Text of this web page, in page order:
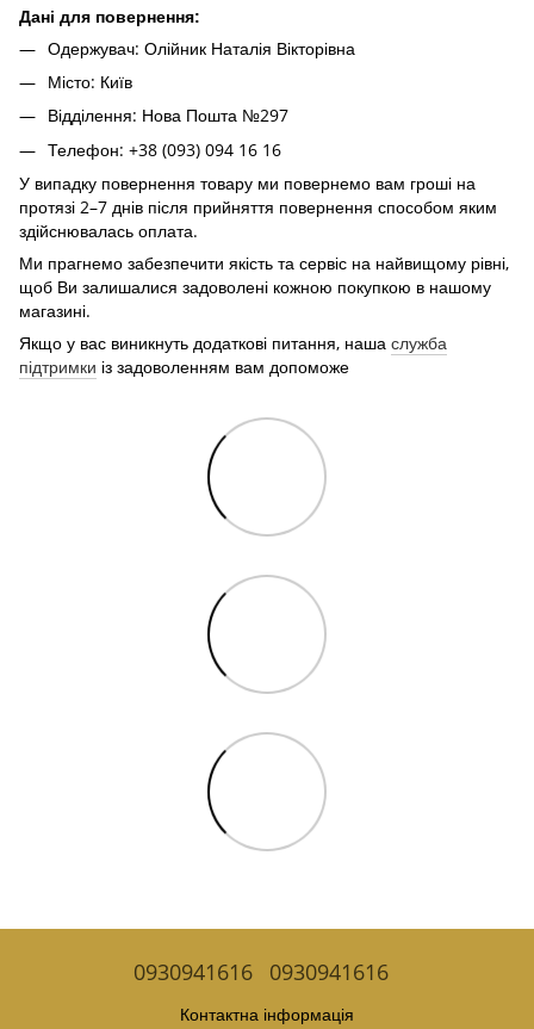
Дані для повернення:
Одержувач: Олійник Наталія Вікторівна
Місто: Київ
Відділення: Нова Пошта №297
Телефон: +38 (093) 094 16 16
У випадку повернення товару ми повернемо вам гроші на
протязі 2–7 днів після прийняття повернення способом яким
здійснювалась оплата.
Ми прагнемо забезпечити якість та сервіс на найвищому рівні,
щоб Ви залишалися задоволені кожною покупкою в нашому
магазині.
Якщо у вас виникнуть додаткові питання, наша служба
підтримки із задоволенням вам допоможе
0930941616 0930941616
Контактна інформація